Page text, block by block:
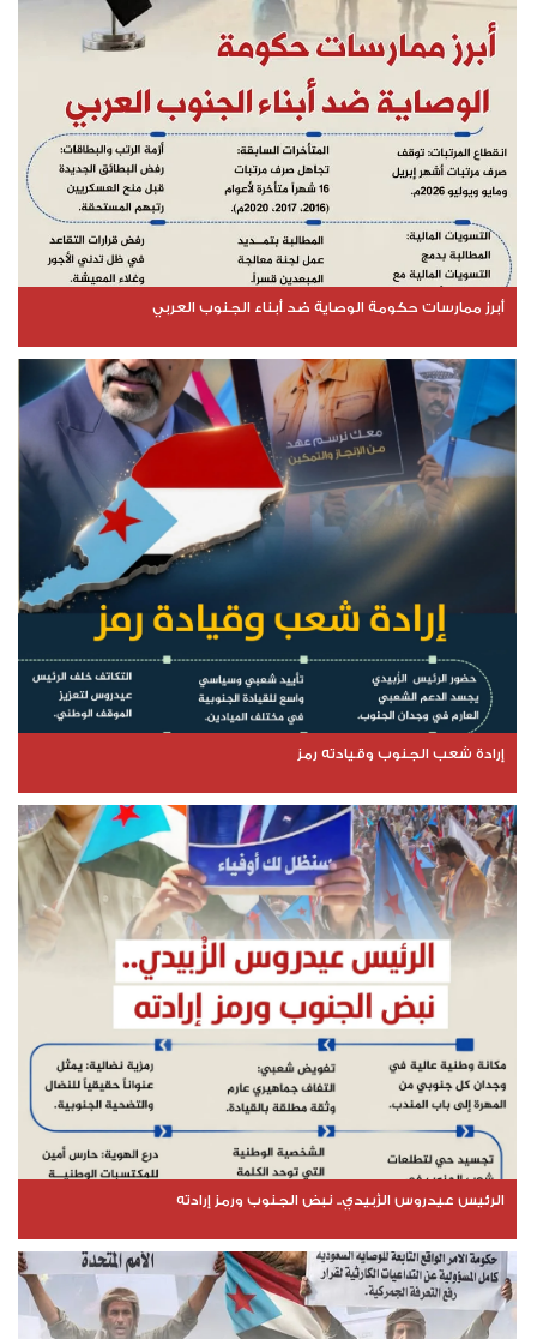
أبرز ممارسات حكومة الوصاية ضد أبناء الجنوب العربي
إرادة شعب الجنوب وقيادته رمز
الرئيس عيدروس الزُبيدي.. نبض الجنوب ورمز إرادته